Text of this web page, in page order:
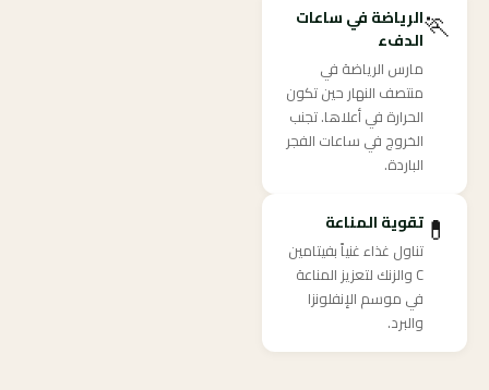
🏃الرياضة في ساعات
الدفء
مارس الرياضة في
منتصف النهار حين تكون
الحرارة في أعلاها. تجنب
الخروج في ساعات الفجر
الباردة.
💊 تقوية المناعة
تناول غذاء غنياً بفيتامين
C والزنك لتعزيز المناعة
في موسم الإنفلونزا
والبرد.